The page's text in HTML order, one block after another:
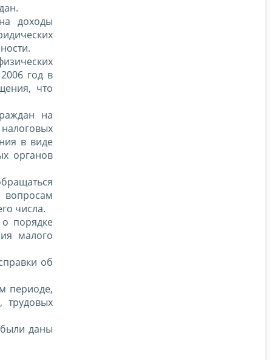
доходы
год в
что
на
в виде
органов
вопросам
числа.
порядке
малого
об
периоде,
трудовых
даны